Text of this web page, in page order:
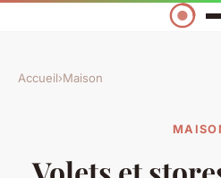
Accueil›Maison